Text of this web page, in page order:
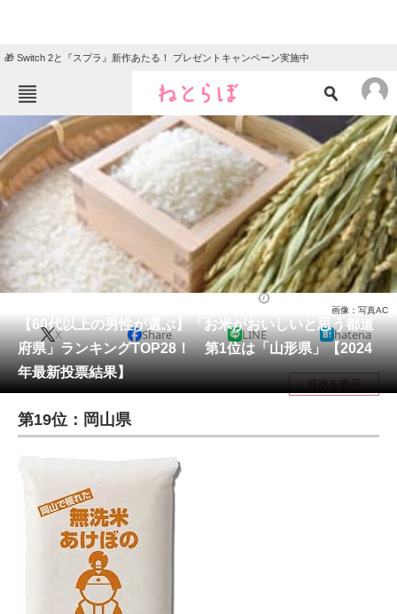
🎁 Switch 2と『スプラ』新作あたる！ プレゼントキャンペーン実施中
ねとらぼメニュー
TOP ニュース
エンタメ クイズ
グルメ 地域
住まい 教育・育児
動物 リサーチ
会員記事
メディア
注目記事を集めた総合ページ
ITの今と未来を見通す
スマホと通信の最新トレンド
進化するPCとデバイスの未来
好きが集まる 比べて選べる
ビジネスと働き方のヒント
【60代以上の男性が選ぶ】「お米がおいしいと思う都道
府県」ランキングTOP28！ 第1位は「山形県」【2024
年最新投票結果】
画像：写真AC
X Share LINE hatena
目次を表示
第19位：岡山県